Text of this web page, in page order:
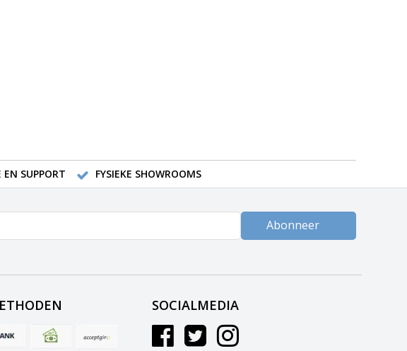
EN SUPPORT FYSIEKE SHOWROOMS
Abonneer
SOCIALMEDIA